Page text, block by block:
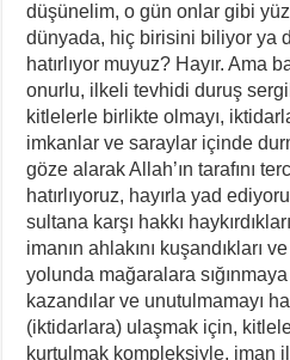
düşünelim, o gün onlar gibi
dünyada, hiç birisini biliyor ya
hatırlıyor muyuz? Hayır. Ama
onurlu, ilkeli tevhidi duruş
kitlelerle birlikte olmayı,
imkanlar ve saraylar içinde
göze alarak Allah’ın tarafını
hatırlıyoruz, hayırla yad
sultana karşı hakkı
imanın ahlakını kuşandıkları
yolunda mağaralara
kazandılar ve unutulmamayı
(iktidarlara) ulaşmak için,
kurtulmak kompleksiyle, iman